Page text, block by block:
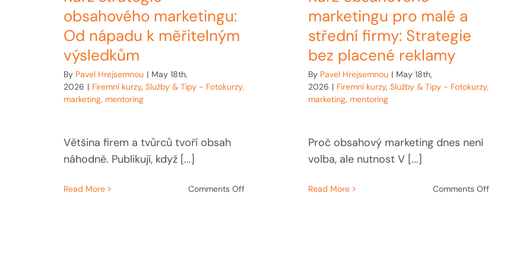
obsahového marketingu:
Od nápadu k měřitelným
výsledkům
By Pavel Hrejsemnou | May 18th,
2026 | Firemní kurzy,Služby & Tipy - Fotokurzy,
marketing, mentoring
Většina firem a tvůrců tvoří obsah
náhodně. Publikují, když [...]
Read More Comments Offon
marketingu pro malé a
střední firmy: Strategie
bez placené reklamy
By Pavel Hrejsemnou | May 18th,
2026 | Firemní kurzy,Služby & Tipy - Fotokurzy,
marketing, mentoring
Proč obsahový marketing dnes není
volba, ale nutnost V [...]
Read More Comments Offon